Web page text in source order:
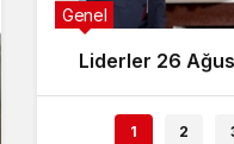
Genel
Liderler 26
1 2